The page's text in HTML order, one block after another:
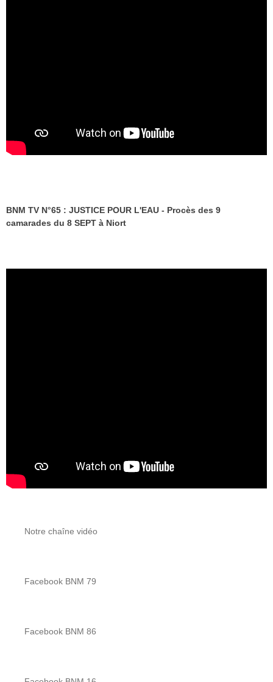
BNM TV N°65 : JUSTICE POUR L'EAU - Procès des 9
camarades du 8 SEPT à Niort
Notre chaîne vidéo
Facebook BNM 79
Facebook BNM 86